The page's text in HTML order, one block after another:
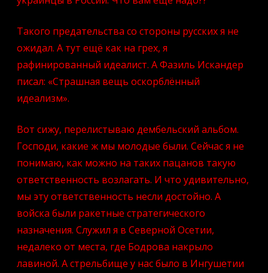
Такого предательства со стороны русских я не
ожидал. А тут ещё как на грех, я
рафинированный идеалист. А Фазиль Искандер
писал: «Страшная вещь оскорблённый
идеализм».
Вот сижу, перелистываю дембельский альбом.
Господи, какие ж мы молодые были. Сейчас я не
понимаю, как можно на таких пацанов такую
ответственность возлагать. И что удивительно,
мы эту ответственность несли достойно. А
войска были ракетные стратегического
назначения. Служил я в Северной Осетии,
недалеко от места, где Бодрова накрыло
лавиной. А стрельбище у нас было в Ингушетии